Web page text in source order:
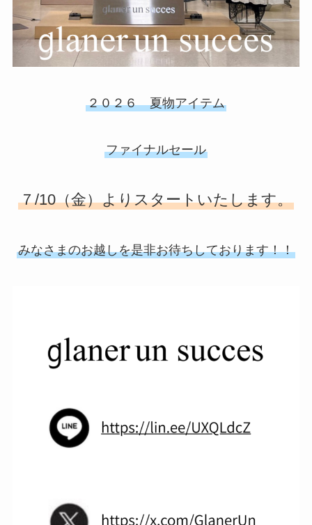
２０２６ 夏物アイテム
ファイナルセール
７/10（金）よりスタートいたします。
みなさまのお越しを是非お待ちしております！！